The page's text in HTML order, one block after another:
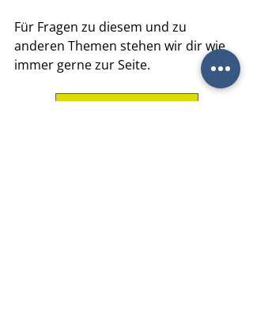
Für Fragen zu diesem und zu
anderen Themen stehen wir dir wie
immer gerne zur Seite.